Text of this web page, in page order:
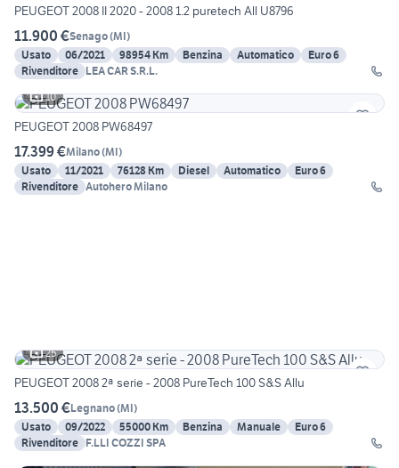
PEUGEOT 2008 II 2020 - 2008 1.2 puretech All U8796
11.900 €Senago(MI)
Usato
06/2021 98954 Km Benzina Automatico
Euro 6
Rivenditore LEA CAR S.R.L.
10
PEUGEOT 2008 PW68497
17.399 €Milano(MI)
Usato
11/2021 76128 Km Diesel Automatico
Euro 6
Rivenditore Autohero Milano
25
PEUGEOT 2008 2ª serie - 2008 PureTech 100 S&S Allu
13.500 €Legnano(MI)
Usato
09/2022 55000 Km Benzina Manuale
Euro 6
Rivenditore F.LLI COZZI SPA